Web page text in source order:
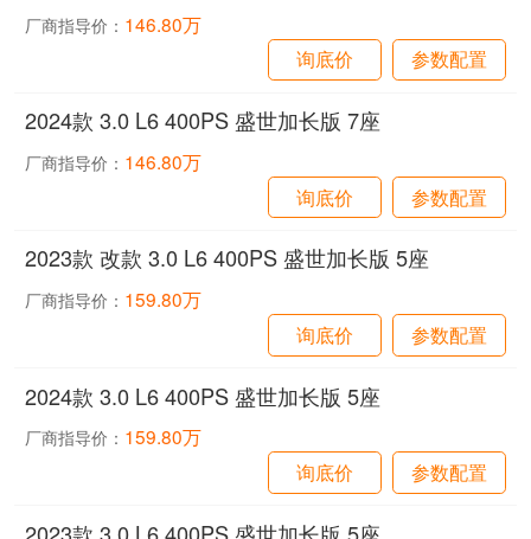
厂商指导价： 146.80万
询底价
参数配置
2024款 3.0 L6 400PS 盛世加长版 7座
厂商指导价： 146.80万
询底价
参数配置
2023款 改款 3.0 L6 400PS 盛世加长版 5座
厂商指导价： 159.80万
询底价
参数配置
2024款 3.0 L6 400PS 盛世加长版 5座
厂商指导价： 159.80万
询底价
参数配置
2023款 3.0 L6 400PS 盛世加长版 5座